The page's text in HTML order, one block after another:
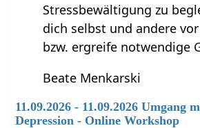
Stressbewältigung zu
dich selbst und andere
bzw. ergreife notwendige
Beate Menkarski
11.09.2026 - 11.09.2026 Umgang
Depression - Online Workshop